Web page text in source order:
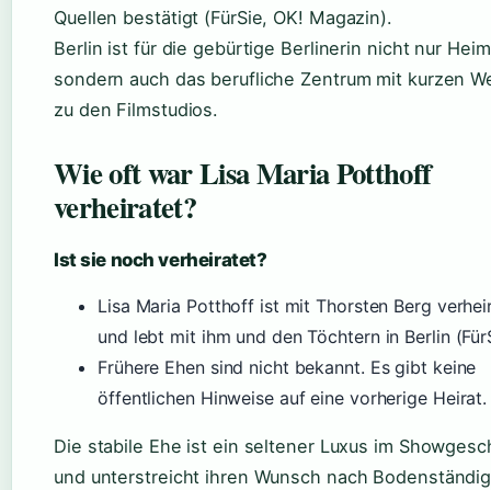
Quellen bestätigt (FürSie, OK! Magazin).
Berlin ist für die gebürtige Berlinerin nicht nur
sondern auch das berufliche Zentrum mit kurzen
zu den Filmstudios.
Wie oft war Lisa Maria Potthoff
verheiratet?
Ist sie noch verheiratet?
Lisa Maria Potthoff ist mit Thorsten Berg
und lebt mit ihm und den Töchtern in Berlin
Frühere Ehen sind nicht bekannt. Es gibt keine
öffentlichen Hinweise auf eine vorherige Heirat.
Die stabile Ehe ist ein seltener Luxus im
und unterstreicht ihren Wunsch nach